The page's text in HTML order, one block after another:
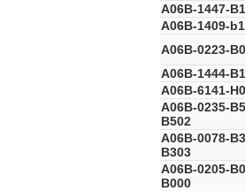
A06B-1447-
A06B-1409-
A06B-0223-
A06B-1444-
A06B-6141-
A06B-0235-
B502
A06B-0078-
B303
A06B-0205-
B000